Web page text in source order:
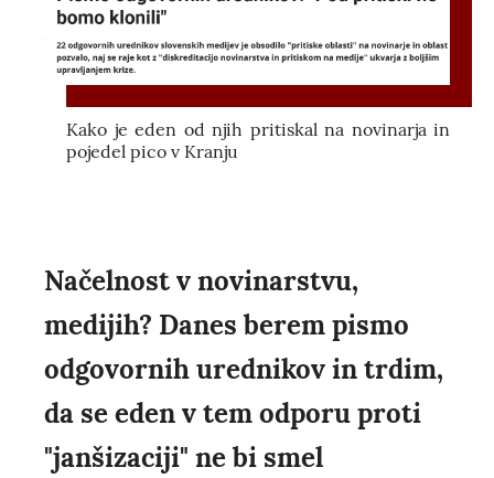
Kako je eden od njih pritiskal na novinarja in
pojedel pico v Kranju
Načelnost v novinarstvu,
medijih? Danes berem pismo
odgovornih urednikov in trdim,
da se eden v tem odporu proti
"janšizaciji" ne bi smel